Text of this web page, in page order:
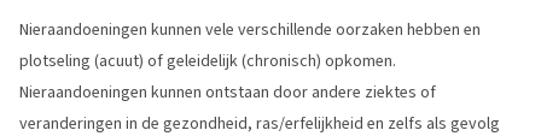
Nieraandoeningen kunnen vele verschillende oorzaken hebben en
plotseling (acuut) of geleidelijk (chronisch) opkomen.
Nieraandoeningen kunnen ontstaan door andere ziektes of
veranderingen in de gezondheid, ras/erfelijkheid en zelfs als gevolg